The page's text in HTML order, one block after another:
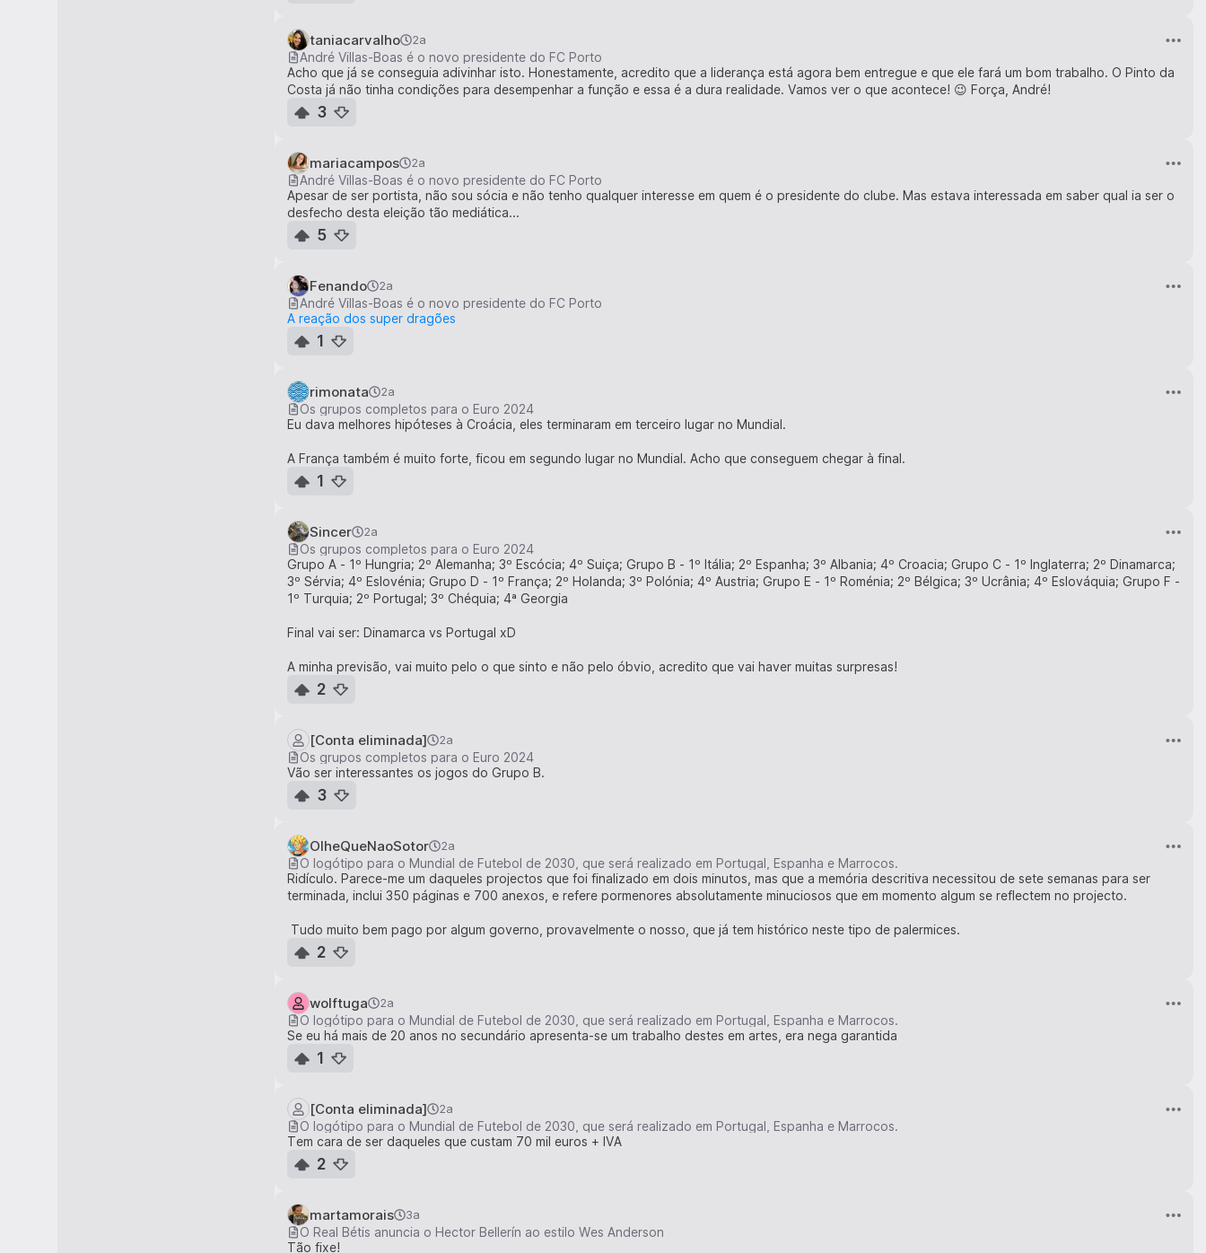
taniacarvalho 2a
André Villas-Boas é o novo presidente do FC Porto
Acho que já se conseguia adivinhar isto. Honestamente, acredito que a liderança está agora bem entregue e que ele fará um bom trabalho. O Pinto da
Costa já não tinha condições para desempenhar a função e essa é a dura realidade. Vamos ver o que acontece! 😉 Força, André!
3
mariacampos 2a
André Villas-Boas é o novo presidente do FC Porto
Apesar de ser portista, não sou sócia e não tenho qualquer interesse em quem é o presidente do clube. Mas estava interessada em saber qual ia ser o
desfecho desta eleição tão mediática...
5
Fenando 2a
André Villas-Boas é o novo presidente do FC Porto
A reação dos super dragões
1
rimonata 2a
Os grupos completos para o Euro 2024
Eu dava melhores hipóteses à Croácia, eles terminaram em terceiro lugar no Mundial.
A França também é muito forte, ficou em segundo lugar no Mundial. Acho que conseguem chegar à final.
1
Sincer 2a
Os grupos completos para o Euro 2024
Grupo A - 1º Hungria; 2º Alemanha; 3º Escócia; 4º Suiça; Grupo B - 1º Itália; 2º Espanha; 3º Albania; 4º Croacia; Grupo C - 1º Inglaterra; 2º Dinamarca;
3º Sérvia; 4º Eslovénia; Grupo D - 1º França; 2º Holanda; 3º Polónia; 4º Austria; Grupo E - 1º Roménia; 2º Bélgica; 3º Ucrânia; 4º Eslováquia; Grupo F -
1º Turquia; 2º Portugal; 3º Chéquia; 4ª Georgia
Final vai ser: Dinamarca vs Portugal xD
A minha previsão, vai muito pelo o que sinto e não pelo óbvio, acredito que vai haver muitas surpresas!
2
[Conta eliminada] 2a
Os grupos completos para o Euro 2024
Vão ser interessantes os jogos do Grupo B.
3
OlheQueNaoSotor 2a
O logótipo para o Mundial de Futebol de 2030, que será realizado em Portugal, Espanha e Marrocos.
Ridículo. Parece-me um daqueles projectos que foi finalizado em dois minutos, mas que a memória descritiva necessitou de sete semanas para ser
terminada, inclui 350 páginas e 700 anexos, e refere pormenores absolutamente minuciosos que em momento algum se reflectem no projecto.
Tudo muito bem pago por algum governo, provavelmente o nosso, que já tem histórico neste tipo de palermices.
2
wolftuga 2a
O logótipo para o Mundial de Futebol de 2030, que será realizado em Portugal, Espanha e Marrocos.
Se eu há mais de 20 anos no secundário apresenta-se um trabalho destes em artes, era nega garantida
1
[Conta eliminada] 2a
O logótipo para o Mundial de Futebol de 2030, que será realizado em Portugal, Espanha e Marrocos.
Tem cara de ser daqueles que custam 70 mil euros + IVA
2
martamorais 3a
O Real Bétis anuncia o Hector Bellerín ao estilo Wes Anderson
Tão fixe!